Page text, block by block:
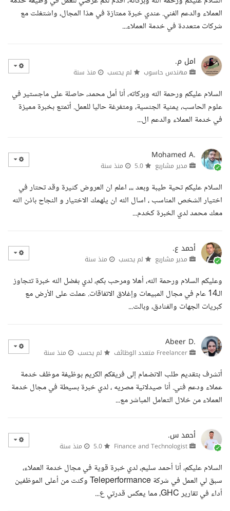
العملاء والدعم الفني. عندي خبرة ممتازة في هذا المجال، واشتغلت مع
شركات متعددة في خدمة العملاء...
امل م.
مهندس حاسوب لم يحسب منذ سنة
السلام عليكم ورحمة الله وبركاته، أنا أمل محمد، حاصلة على ماجستير في
علوم الحاسب، يمنية الجنسية، ومتفرغة حاليا للعمل. أتمتع بخبرة مميزة
في خدمة العملاء والدعم ال...
Mohamed A.
مدير مشاريع منذ سنة
السلام عليكم تحية طيبة وبعد ،،، اعلم ان العروض كثيرة وقد تحتار في
اختيار الشخص المناسب ، اسال الله ان يلهمك الاختيار و النجاح باذن الله
معك محمد لدي الخبرة كخدم...
أحمد ع.
مدير مشاريع لم يحسب منذ سنة
وعليكم السلام ورحمة الله، أهلا ومرحب بكم، لدي بفضل الله خبرة تتجاوز
الـ14 عام في مجال المبيعات وإغلاق الاتفاقات. عملت على الأرض مع
كبريات الجهات والفنادق، وبالت...
Abeer D.
لم يحسب منذ سنة
أتشرف بتقديم طلب الانضمام إلى فريقكم الكريم بوظيفة موظف خدمة
عملاء ودعم فني. أنا صيدلانية مصريه ، لدي خبرة بسيطة في مجال خدمة
العملاء من خلال التعامل المباشر مع...
أحمد س.
منذ سنة
السلام عليكم، أنا أحمد سليم، لدي خبرة قوية في مجال خدمة العملاء،
سبق لي العمل في شركة Teleperformance وكنت من أعلى الموظفين
أداء في تقارير GHC، مما يعكس قدرتي ع...